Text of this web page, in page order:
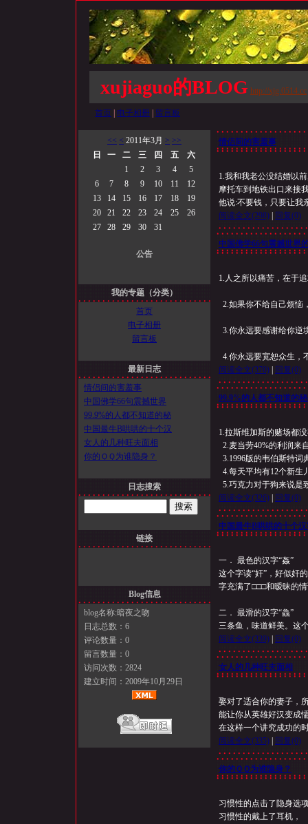
xujiaguo的BLOG http://xjg.0514.cc
首页 电子相册 留言板
<< < 2011年3月 > >>
日
一 二 三 四 五
六
1
2 3 4
5
6
7 8 9 10 11
12
13
14 15 16 17 18
19
20
21 22 23 24 25
26
27
28 29 30 31
公告
我的专题（分类）
首页
电子相册
留言板
最新日志
情侣间的害羞事
中国佛学66句震撼世界
99.9%的人都不知道的秘
中国最牛B哄哄的十个汉
女人的几种旺夫面相
你的ＱＱ为谁隐身？
日志搜索
链接
Blog信息
blog名称:暗夜之吻
日志总数：6
评论数量：0
留言数量：0
访问次数： 2824
建立时间：2009年10月29日
情侣间的害羞事
1.我和我老公没结婚以
摩托车到地铁出口来接
他说:不要钱，只要让我
阅读全文(298) 回复(0)
中国佛学66句震撼世界
1.人之所以痛苦，在于
2.如果你不给自己烦恼
3.你永远要感谢给你逆
4.你永远要宽恕众生，
阅读全文(370) 回复(0)
99.9%的人都不知道的
1.拉斯维加斯的赌场都
2.麦当劳40%的利润来
3.1996版的韦伯斯特词
4.每天平均有12个新生
5.巧克力对于狗来说是
阅读全文(326) 回复(0)
中国最牛B哄哄的十个
一． 最色的汉字“姦”
这个字读“奸”，好似奸
字充满了□□□和暧昧的
二． 最滑的汉字“鱻”
三条鱼，味道鲜美。这
阅读全文(339) 回复(0)
女人的几种旺夫面相
娶对了适合你的妻子，
能让你从英雄好汉变成
在这样一个讲究成功的
阅读全文(335) 回复(0)
你的ＱＱ为谁隐身？
习惯性的点击了隐身选
习惯性的戴上了耳机，